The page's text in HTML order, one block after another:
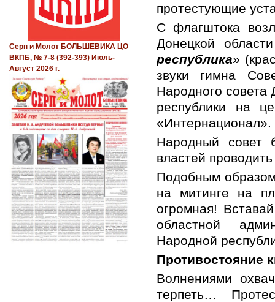
протестующие
С флагштока
Донецкой
республика»
звуки гимна
Народного совета
республики на
«Интернационал».
Народный совет
властей
Подобным
на митинге на
огромная!
областной
Народной
Противостояние
Волнениями
терпеть…
Серп и Молот БОЛЬШЕВИКА ЦО
ВКПБ, № 7-8 (392-393) Июль-
Август 2026 г.